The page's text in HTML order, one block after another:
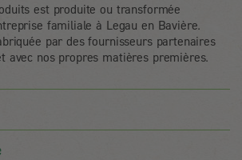
est produite ou transformée
familiale à Legau en Bavière.
par des fournisseurs partenaires
avec nos propres matières premières.